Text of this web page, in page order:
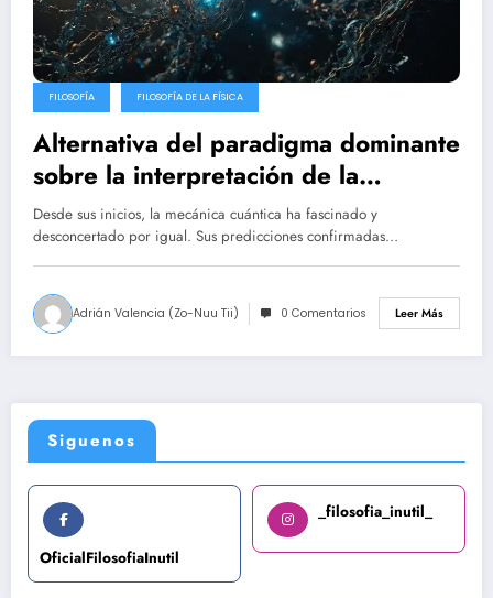
FILOSOFÍA FILOSOFÍA DE LA FÍSICA
Alternativa del paradigma dominante
sobre la interpretación de la
mecánica cuántica y el azar
Desde sus inicios, la mecánica cuántica ha fascinado y
desconcertado por igual. Sus predicciones confirmadas…
Adrián Valencia (Zo-Nuu Tii) 0 Comentarios Leer Más
Siguenos
OficialFilosofiaInutil
_filosofia_inutil_